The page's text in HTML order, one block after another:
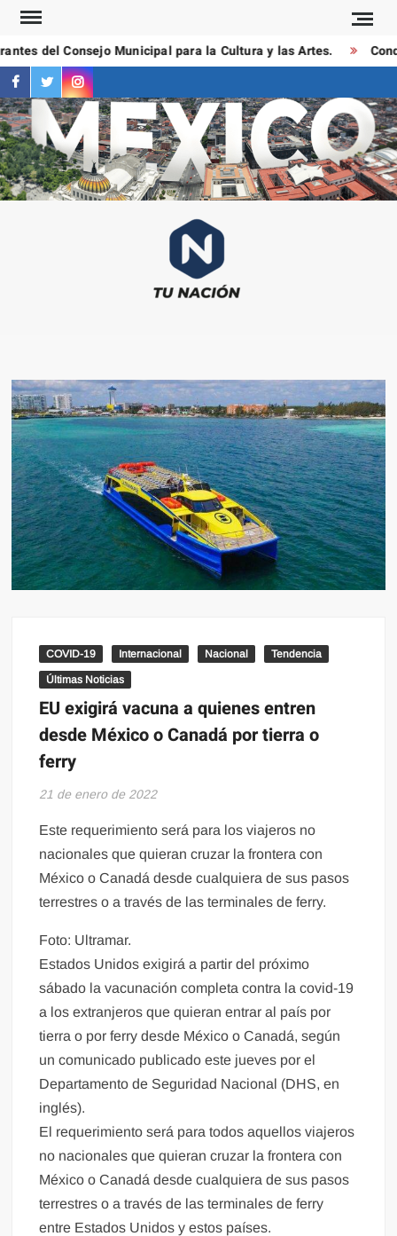
Saltar
contenidodel Consejo Municipal para la Cultura y las Artes.
facebook
twitterinstagram
COVID-19 Internacional Nacional Tendencia
Últimas Noticias
EU exigirá vacuna a quienes entren
desde México o Canadá por tierra o
ferry
21 de enero de 2022
Este requerimiento será para los viajeros no
nacionales que quieran cruzar la frontera con
México o Canadá desde cualquiera de sus pasos
terrestres o a través de las terminales de ferry.
Foto: Ultramar.
Estados Unidos exigirá a partir del próximo
sábado la vacunación completa contra la covid-19
a los extranjeros que quieran entrar al país por
tierra o por ferry desde México o Canadá, según
un comunicado publicado este jueves por el
Departamento de Seguridad Nacional (DHS, en
inglés).
El requerimiento será para todos aquellos viajeros
no nacionales que quieran cruzar la frontera con
México o Canadá desde cualquiera de sus pasos
terrestres o a través de las terminales de ferry
entre Estados Unidos y estos países.